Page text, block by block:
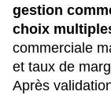
gestion
choix
commerciale
et taux de
Après